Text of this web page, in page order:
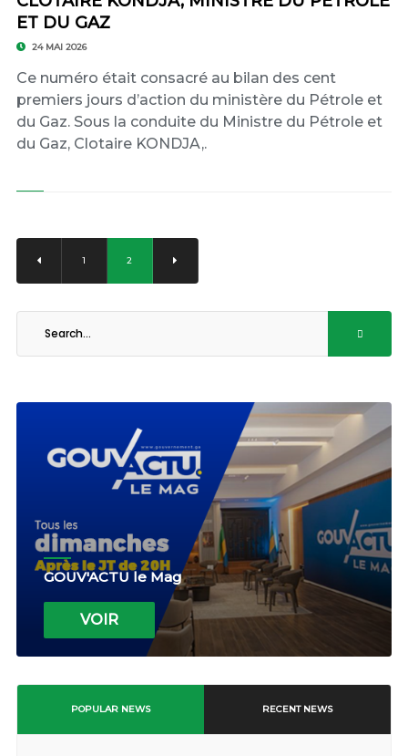
ET DU GAZ
24 MAI 2026
Ce numéro était consacré au bilan des cent
premiers jours d’action du ministère du Pétrole et
du Gaz. Sous la conduite du Ministre du Pétrole et
du Gaz, Clotaire KONDJA,.
1 2
GOUV'ACTU le Mag
VOIR
POPULAR NEWS RECENT NEWS